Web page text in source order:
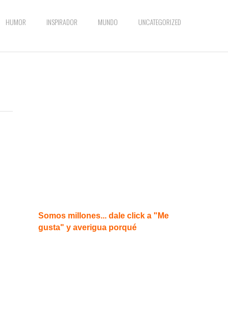
HUMOR INSPIRADOR MUNDO UNCATEGORIZED
Somos millones... dale click a "Me
gusta" y averigua porqué